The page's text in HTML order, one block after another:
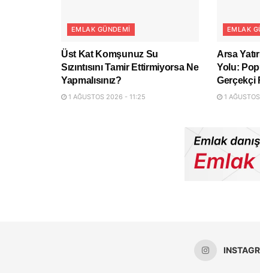
EMLAK GÜNDEMI
Üst Kat Komşunuz Su
Sızıntısını Tamir Ettirmiyorsa Ne
Yapmalısınız?
1 AĞUSTOS 2026 - 11:25
EMLAK
Arsa
Yolu:
Gerçekçi
1